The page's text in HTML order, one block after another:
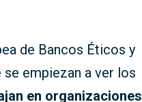
de Bancos Éticos y
empiezan a ver los
en organizaciones